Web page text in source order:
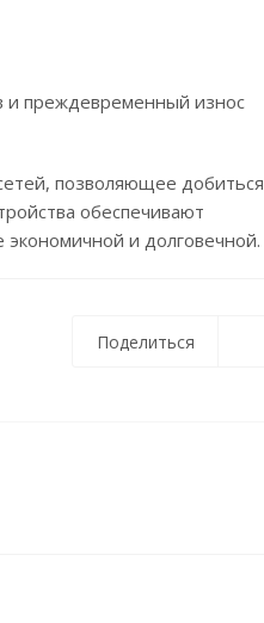
и преждевременный износ
позволяющее добиться
обеспечивают
и долговечной.
Поделиться